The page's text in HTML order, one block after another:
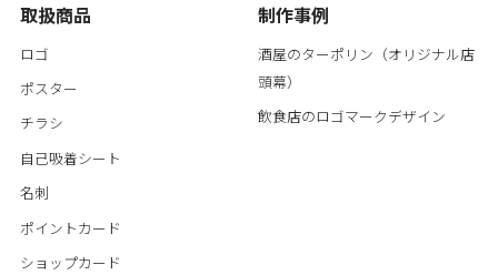
取扱商品
ロゴ
ポスター
チラシ
自己吸着シート
名刺
ポイントカード
ショップカード
制作事例
酒屋のターポリン（オリジナル店
頭幕）
飲食店のロゴマークデザイン